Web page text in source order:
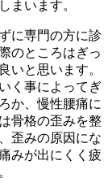
まいます。
に専門の方に診
のところはぎっ
いと思います。
く事によってぎ
か、慢性腰痛に
骨格の歪みを整
歪みの原因にな
みが出にくく疲